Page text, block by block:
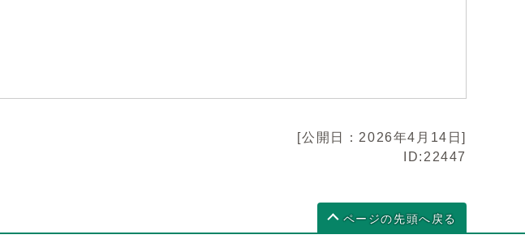
[公開日：2026年4月14日]
ID:22447
ページの先頭へ戻る